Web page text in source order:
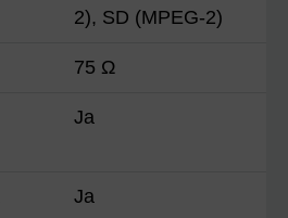
2), SD (MPEG-2)
75 Ω
Ja
Ja